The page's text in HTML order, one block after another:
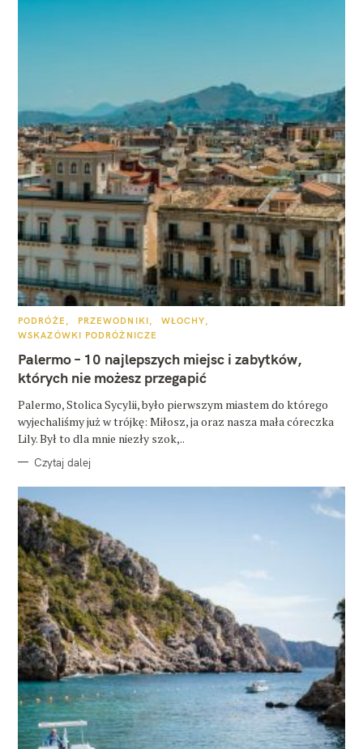
K
T
G
O
R
PODRÓŻE PRZEWODNIKI
WŁOCHY
WSKAZÓWKI PODRÓŻNICZE
Palermo – 10 najlepszych miejsc i zabytków,
których nie możesz przegapić
Palermo, Stolica Sycylii, było pierwszym miastem do którego
wyjechaliśmy już w trójkę: Miłosz, ja oraz nasza mała córeczka
Lily. Był to dla mnie niezły szok,..
Czytaj dalej